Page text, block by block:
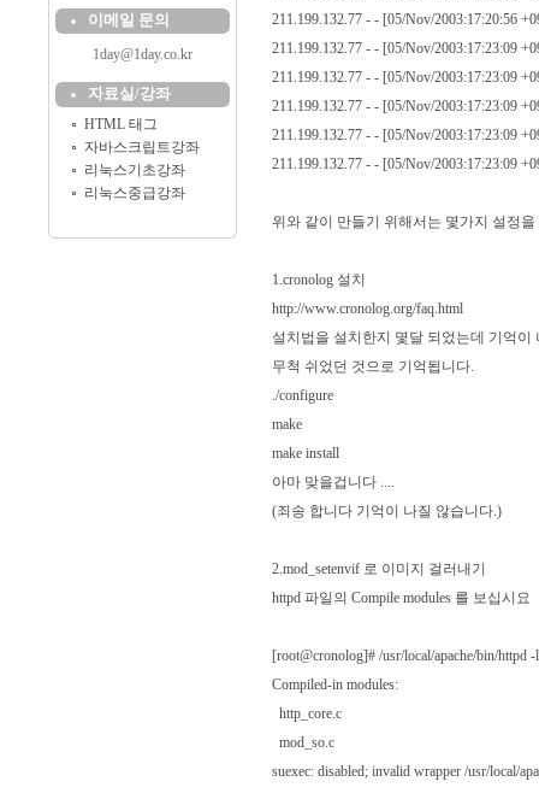
이메일 문의
1day@1day.co.kr
자료실/강좌
HTML 태그
자바스크립트강좌
리눅스기초강좌
리눅스중급강좌
211.199.132.77 - - [05/Nov/2003:17:20:56
211.199.132.77 - - [05/Nov/2003:17:23:09
211.199.132.77 - - [05/Nov/2003:17:23:09
211.199.132.77 - - [05/Nov/2003:17:23:09
211.199.132.77 - - [05/Nov/2003:17:23:09
211.199.132.77 - - [05/Nov/2003:17:23:09
위와 같이 만들기 위해서는 몇가지 설정
1.cronolog 설치
http://www.cronolog.org/faq.html
설치법을 설치한지 몇달 되었는데 기억이
무척 쉬었던 것으로 기억됩니다.
./configure
make
make install
아마 맞을겁니다 ....
(죄송 합니다 기억이 나질 않습니다.)
2.mod_setenvif 로 이미지 걸러내기
httpd 파일의 Compile modules 를 보십시요
[root@cronolog]# /usr/local/apache/bin/httpd -l
Compiled-in modules:
http_core.c
mod_so.c
suexec: disabled; invalid wrapper /usr/local/